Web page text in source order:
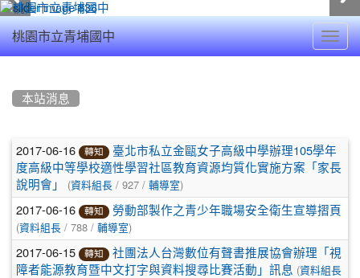
桃園市立青埔國中
本站消息
文
章
列
表
2017-06-16 轉知
臺北市私立金甌女子高級中學辦理105學年
度高級中等學校適性學習社區教育資源均質化實施方案「家長
說明會」
(資料組長 / 927 / 輔導室)
2017-06-16 轉知 勞動部製作之青少年職場安全衛生宣導摺頁
(資料組長 / 788 / 輔導室)
2017-06-15 轉知
社團法人台灣數位有聲書推展協會辦理「視
障者能源教育暨中文打字與資料搜尋比賽活動」訊息 (資料組長